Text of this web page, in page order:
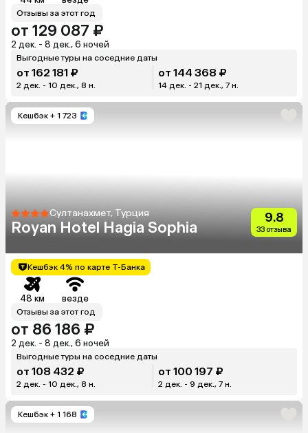
Отзывы за этот год
от 129 087 ₽
2 дек. - 8 дек., 6 ночей
Выгодные туры на соседние даты
от 162 181 ₽
2 дек. - 10 дек., 8 н.
от 144 368 ₽
14 дек. - 21 дек., 7 н.
Кешбэк + 1 723
Султанахмет, Турция
Royan Hotel Hagia Sophia
9.8
33 отзыва
Кешбэк 4% по карте Т-Банка
48 км везде
Отзывы за этот год
от 86 186 ₽
2 дек. - 8 дек., 6 ночей
Выгодные туры на соседние даты
от 108 432 ₽
2 дек. - 10 дек., 8 н.
от 100 197 ₽
2 дек. - 9 дек., 7 н.
Кешбэк + 1 168